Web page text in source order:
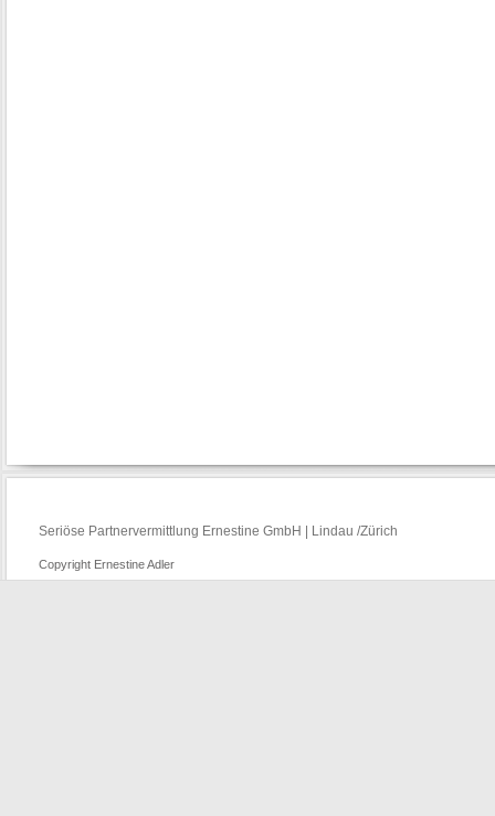
Seriöse Partnervermittlung Ernestine GmbH | Lindau /Zürich
Copyright Ernestine Adler